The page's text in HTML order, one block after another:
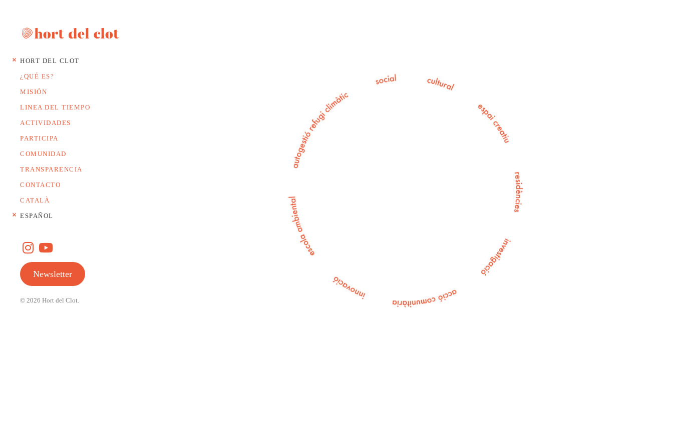
HORT DEL CLOT
¿QUÉ ES?
MISIÓN
LINEA DEL TIEMPO
ACTIVIDADES
PARTICIPA
COMUNIDAD
TRANSPARENCIA
CONTACTO
CATALÀ
ESPAÑOL
Newsletter
© 2026 Hort del Clot